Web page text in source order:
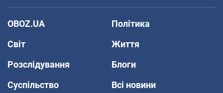
OBOZ.UA
Політика
Світ
Життя
Розслідування
Блоги
Суспільство
Всі новини